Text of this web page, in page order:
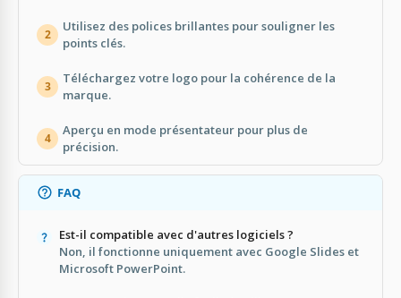
2
Utilisez des polices brillantes pour souligner les
points clés.
3
Téléchargez votre logo pour la cohérence de la
marque.
4
Aperçu en mode présentateur pour plus de
précision.
FAQ
Est-il compatible avec d'autres logiciels ?
Non, il fonctionne uniquement avec Google Slides et
Microsoft PowerPoint.